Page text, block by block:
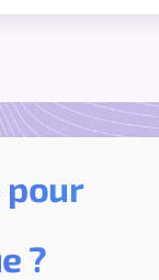
pour
?